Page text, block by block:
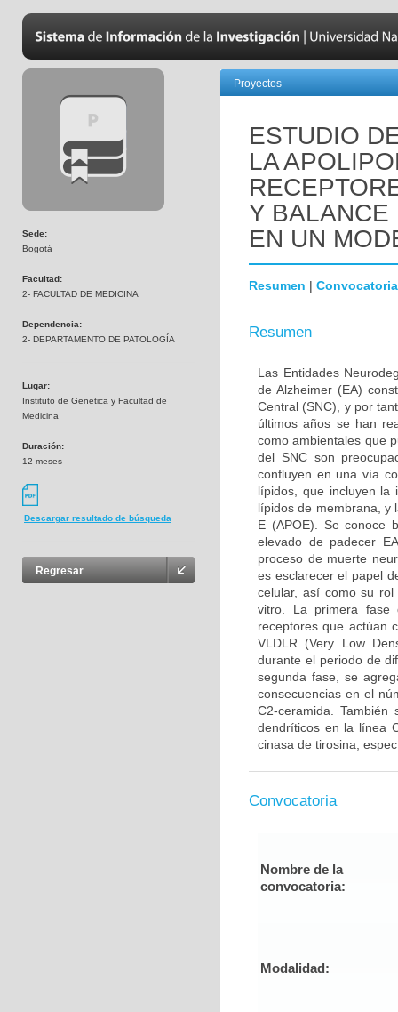
Sede:
Bogotá
Facultad:
2- FACULTAD DE MEDICINA
Dependencia:
2- DEPARTAMENTO DE PATOLOGÍA
Lugar:
Instituto de Genetica y Facultad de
Medicina
Duración:
12 meses
Descargar resultado de búsqueda
Regresar
Proyectos
ESTUDIO
LA
Y BALANCE
EN UN
Resumen | Convocatoria
Resumen
Las Entidades
de Alzheimer (EA)
Central (SNC), y por
últimos años se han
como ambientales que
del SNC son
confluyen en una vía
lípidos, que incluyen la
lípidos de membrana, y
E (APOE). Se conoce
elevado de padecer
proceso de muerte
es esclarecer el papel
celular, así como su
vitro. La primera fase
receptores que actúan
VLDLR (Very Low
durante el periodo de
segunda fase, se
consecuencias en el
C2-ceramida.
dendríticos en la línea
cinasa de tirosina,
Convocatoria
Nombre de la
convocatoria:
Modalidad: